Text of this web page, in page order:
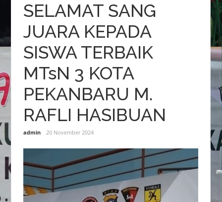
SELAMAT SANG
JUARA KEPADA
SISWA TERBAIK
MTsN 3 KOTA
PEKANBARU M.
RAFLI HASIBUAN
admin 20 November 2024